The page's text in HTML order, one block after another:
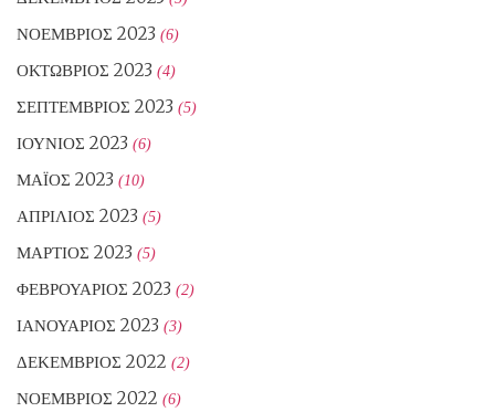
ΝΟΈΜΒΡΙΟΣ 2023 (6)
ΟΚΤΏΒΡΙΟΣ 2023 (4)
ΣΕΠΤΈΜΒΡΙΟΣ 2023 (5)
ΙΟΎΝΙΟΣ 2023 (6)
ΜΆΙΟΣ 2023 (10)
ΑΠΡΊΛΙΟΣ 2023 (5)
ΜΆΡΤΙΟΣ 2023 (5)
ΦΕΒΡΟΥΆΡΙΟΣ 2023 (2)
ΙΑΝΟΥΆΡΙΟΣ 2023 (3)
ΔΕΚΈΜΒΡΙΟΣ 2022 (2)
ΝΟΈΜΒΡΙΟΣ 2022 (6)